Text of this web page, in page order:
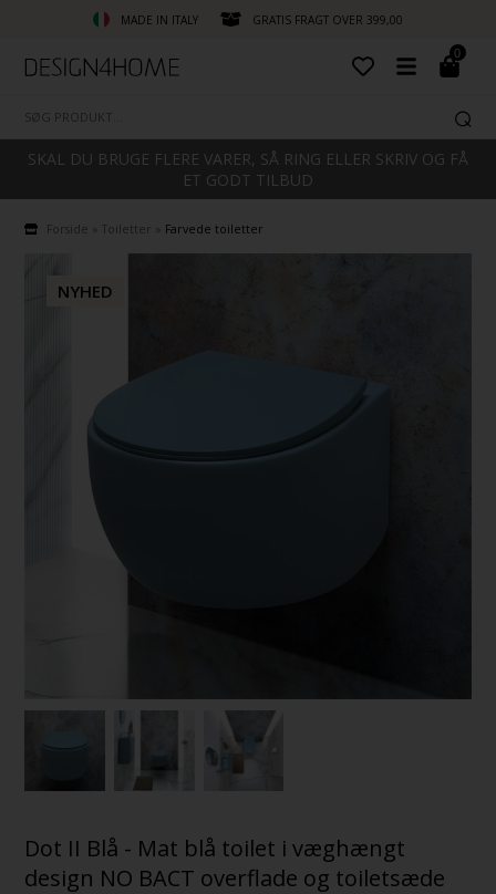
MADE IN ITALY GRATIS FRAGT OVER 399,00
0
SKAL DU BRUGE FLERE VARER, SÅ RING ELLER SKRIV OG FÅ
ET GODT TILBUD
Forside Toiletter Farvede toiletter
NYHED
Dot II Blå - Mat blå toilet i væghængt
design NO BACT overflade og toiletsæde